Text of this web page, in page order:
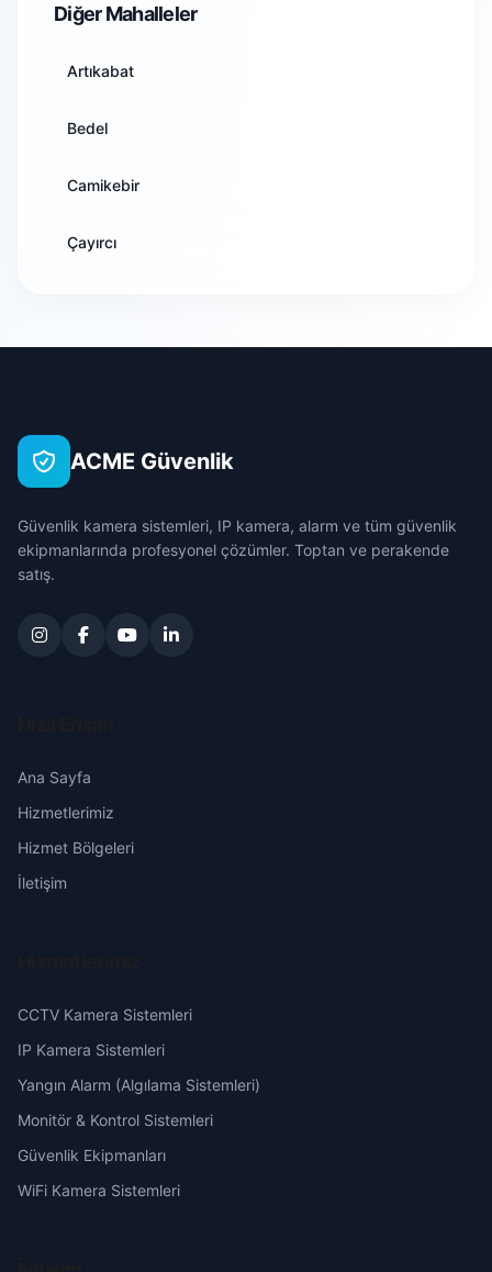
Bilecik
Bingöl
Bitlis
Bolu
Burdur
Çorum
Denizli
Edirne
Erzurum
Hakkari
Isparta
Diğer Mahalleler
Artıkabat
Bedel
Camikebir
Çayırcı
Şeker
Tekke
ACME Güvenlik
Güvenlik kamera sistemleri, IP kamera, alarm ve tüm güvenlik
ekipmanlarında profesyonel çözümler. Toptan ve perakende
satış.
Ana Sayfa
Hizmetlerimiz
Hizmet Bölgeleri
İletişim
CCTV Kamera Sistemleri
IP Kamera Sistemleri
Yangın Alarm (Algılama Sistemleri)
Monitör & Kontrol Sistemleri
Güvenlik Ekipmanları
WiFi Kamera Sistemleri